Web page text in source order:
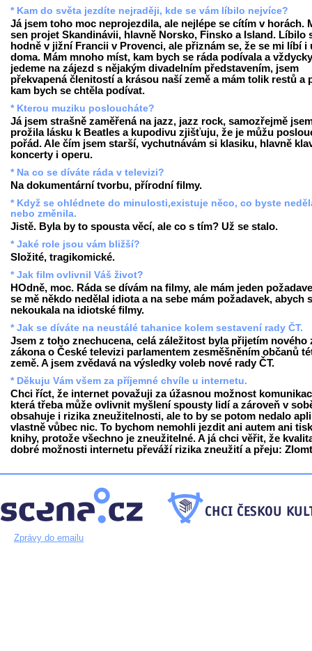
* Kam do světa jezdíte nejraději, kde se vám líbilo nejvíce?
Já jsem toho moc neprojezdila, ale nejlépe se cítím v horách.
sen projet Skandinávii, hlavně Norsko, Finsko a Island. Líbilo
hodně v jižní Francii v Provenci, ale přiznám se, že se mi líbí i
doma. Mám mnoho míst, kam bych se ráda podívala a
jedeme na zájezd s nějakým divadelním představením, jsem
překvapená členitostí a krásou naší země a mám tolik restů a
kam bych se chtěla podívat.
* Kterou muziku posloucháte?
Já jsem strašně zaměřená na jazz, jazz rock, samozřejmě
prožila lásku k Beatles a kupodivu zjišťuju, že je můžu
pořád. Ale čím jsem starší, vychutnávám si klasiku, hlavně
koncerty i operu.
* Na co se díváte ráda v televizi?
Na dokumentární tvorbu, přírodní filmy.
* Když se ohlédnete do minulosti,existuje něco, co byste
nebo změnila.
Jistě. Byla by to spousta věcí, ale co s tím? Už se stalo.
* Jaké role jsou vám bližší?
Složité, tragikomické.
* Jak film ovlivnil Váš život?
HOdně, moc. Ráda se dívám na filmy, ale mám jeden
se mě někdo nedělal idiota a na sebe mám požadavek, abych
nekoukala na idiotské filmy.
* Jak se díváte na neustálé tahanice kolem sestavení rady ČT.
Jsem z toho znechucena, celá záležitost byla přijetím nového
zákona o České televizi parlamentem zesměšněním občanů
země. A jsem zvědavá na výsledky voleb nové rady ČT.
* Děkuju Vám všem za příjemné chvíle u internetu.
Chci říct, že internet považuji za úžasnou možnost
která třeba může ovlivnit myšlení spousty lidí a zároveň v
obsahuje i rizika zneužitelnosti, ale to by se potom nedalo
vlastně vůbec nic. To bychom nemohli jezdit ani autem ani
knihy, protože všechno je zneužitelné. A já chci věřit, že
dobré možnosti internetu převáží rizika zneužití a přeju:
Zprávy do emailu